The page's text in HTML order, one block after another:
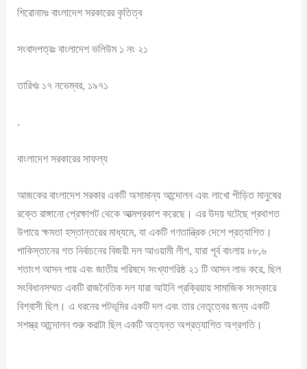
শিরোনামঃ বাংলাদেশ সরকারের কৃতিত্ব
সংবাদপত্রঃ বাংলাদেশ ভলিউম ১ নং ২১
তারিখঃ ১৭ নভেম্বর, ১৯৭১
.
বাংলাদেশ সরকারের সাফল্য
আজকের বাংলাদেশ সরকার একটি অসামান্য আন্দোলন এবং লাখো পীড়িত মানুষের
রক্তে রাঙ্গানো প্রেক্ষাপট থেকে আত্মপ্রকাশ করেছে। এর উদয় ঘটেছে প্রথাগত
উপায়ে ক্ষমতা হস্তান্তরের মাধ্যমে, যা একটি গণতান্ত্রিক দেশে প্রত্যাশিত।
পাকিস্তানের গত নির্বাচনের বিজয়ী দল আওয়ামী লীগ, যারা পূর্ব বাংলায় ৮৮,৬
শতাংশ আসন পায় এবং জাতীয় পরিষদে সংখ্যাগরিষ্ঠ ২১ টি আসন লাভ করে, ছিল
সংবিধানসম্মত একটি রাজনৈতিক দল যারা আইনি প্রক্রিয়ায় সামাজিক সংস্কারে
বিশ্বাসী ছিল। এ ধরনের পটভূমির একটি দল এবং তার নেতৃত্বের জন্য একটি
সশস্ত্র আন্দোলন শুরু করাটা ছিল একটি অত্যন্ত অপ্রত্যাশিত অগ্রগতি।